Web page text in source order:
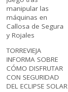
manipular las
máquinas en
Callosa de Segura
y Rojales
TORREVIEJA
INFORMA SOBRE
CÓMO DISFRUTAR
CON SEGURIDAD
DEL ECLIPSE SOLAR